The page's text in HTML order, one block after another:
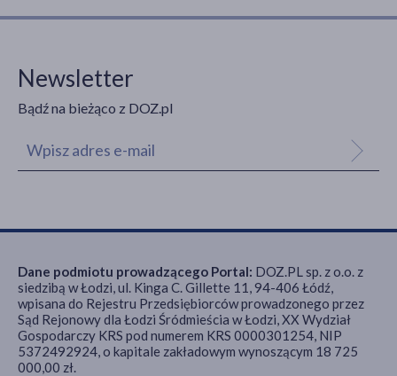
Newsletter
Bądź na bieżąco z DOZ.pl
Dane podmiotu prowadzącego Portal: DOZ.PL sp. z o.o. z
siedzibą w Łodzi, ul. Kinga C. Gillette 11, 94-406 Łódź,
wpisana do Rejestru Przedsiębiorców prowadzonego przez
Sąd Rejonowy dla Łodzi Śródmieścia w Łodzi, XX Wydział
Gospodarczy KRS pod numerem KRS 0000301254, NIP
5372492924, o kapitale zakładowym wynoszącym 18 725
000,00 zł.